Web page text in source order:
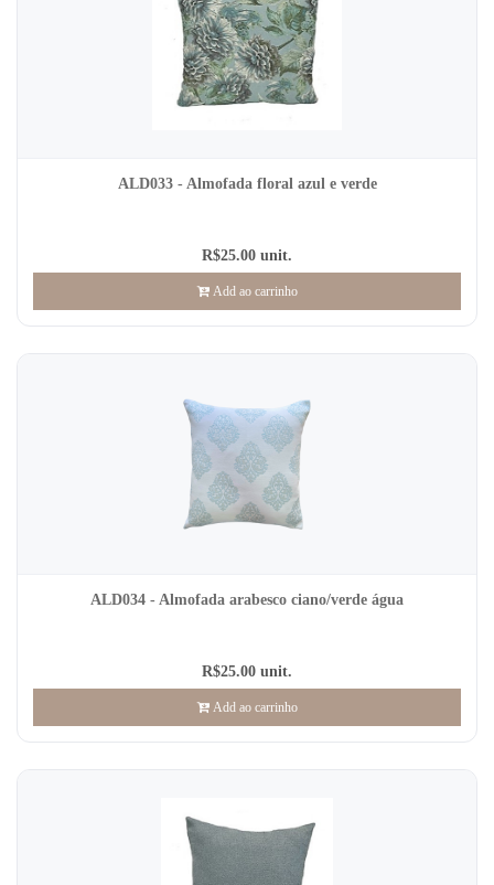
ALD033 - Almofada floral azul e verde
R$25.00 unit.
Add ao carrinho
ALD034 - Almofada arabesco ciano/verde água
R$25.00 unit.
Add ao carrinho